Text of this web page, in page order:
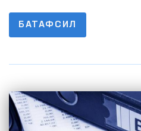
мақсадида расмий веб-сайтида
маълумотларни
БАТАФСИЛ